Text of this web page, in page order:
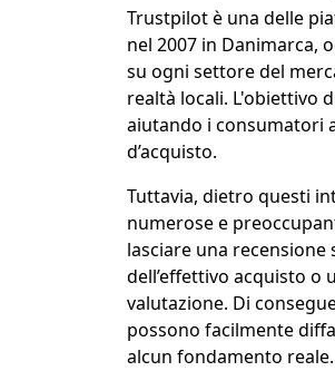
Trustpilot è una delle
nel 2007 in Danimarca,
su ogni settore del
realtà locali. L'obiettivo
aiutando i consumatori
d’acquisto.
Tuttavia, dietro questi
numerose e
lasciare una
dell’effettivo acquisto o
valutazione. Di
possono facilmente
alcun fondamento reale.